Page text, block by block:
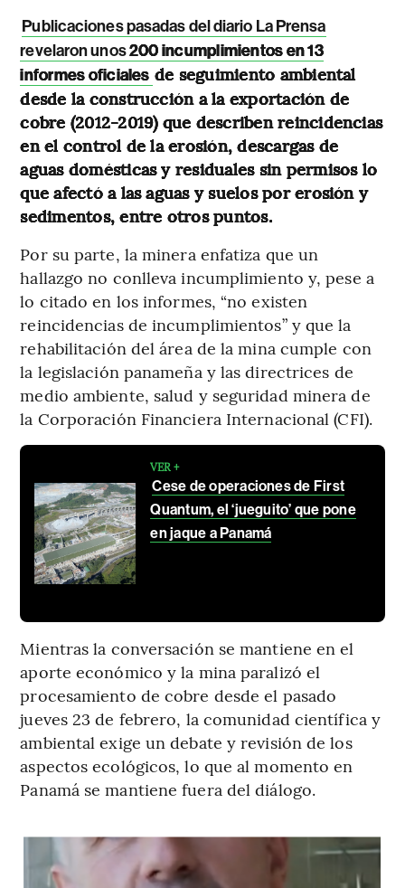
Publicaciones pasadas del diario La Prensa
revelaron unos200 incumplimientos en 13
informes oficiales de seguimiento ambiental
desde la construcción a la exportación de
cobre (2012-2019) que describen reincidencias
en el control de la erosión, descargas de
aguas domésticas y residuales sin permisos lo
que afectó a las aguas y suelos por erosión y
sedimentos, entre otros puntos.
Por su parte, la minera enfatiza que un
hallazgo no conlleva incumplimiento y, pese a
lo citado en los informes, “no existen
reincidencias de incumplimientos” y que la
rehabilitación del área de la mina cumple con
la legislación panameña y las directrices de
medio ambiente, salud y seguridad minera de
la Corporación Financiera Internacional (CFI).
VER +
Cese de operaciones de First
Quantum, el ‘jueguito’ que pone
en jaque a Panamá
Mientras la conversación se mantiene en el
aporte económico y la mina paralizó el
procesamiento de cobre desde el pasado
jueves 23 de febrero, la comunidad científica y
ambiental exige un debate y revisión de los
aspectos ecológicos, lo que al momento en
Panamá se mantiene fuera del diálogo.